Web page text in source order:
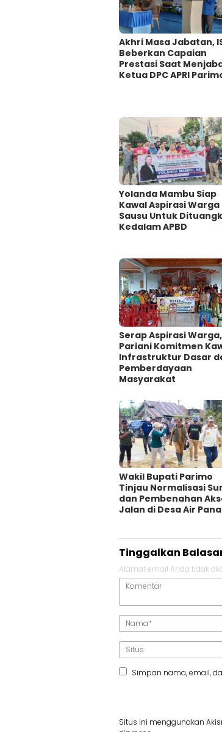
Akhri Masa Jabatan,
Beberkan Capaian
Prestasi Saat
Ketua DPC APRI
Yolanda Mambu Siap
Kawal Aspirasi Warga
Sausu Untuk
Kedalam APBD
Serap Aspirasi
Pariani Komitmen
Infrastruktur Dasar
Pemberdayaan
Masyarakat
Wakil Bupati Parimo
Tinjau Normalisasi
dan Pembenahan
Jalan di Desa Air
Tinggalkan
Alamat email Anda tidak
Simpan nama, email,
Situs ini menggunakan